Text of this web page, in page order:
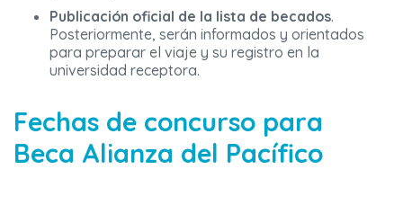
Publicación oficial de la lista de becados.
Posteriormente, serán informados y orientados
para preparar el viaje y su registro en la
universidad receptora.
Fechas de concurso para
Beca Alianza del Pacífico